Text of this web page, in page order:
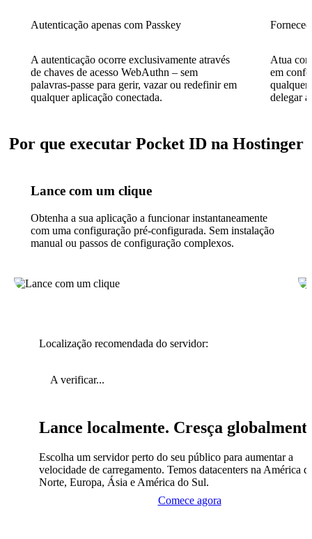
Autenticação apenas com Passkey
A autenticação ocorre exclusivamente através
de chaves de acesso WebAuthn – sem
palavras-passe para gerir, vazar ou redefinir em
qualquer aplicação conectada.
Atua
em
qualquer
delegar
Por que executar Pocket ID na Hostinger
Lance com um clique
Obtenha a sua aplicação a funcionar instantaneamente
com uma configuração pré-configurada. Sem instalação
manual ou passos de configuração complexos.
Localização recomendada do servidor:
A verificar...
Lance localmente. Cresça
Escolha um servidor perto do seu público para aumentar a
velocidade de carregamento. Temos datacenters na América
Norte, Europa, Ásia e América do Sul.
Comece agora